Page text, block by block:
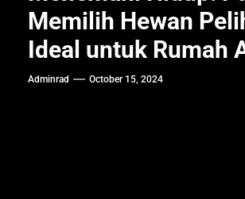
Memilih Hewan
Ideal untuk Rumah
Adminrad October 15, 2024